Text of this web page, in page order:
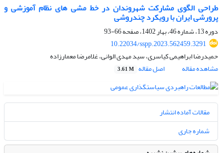
طراحی الگوی مشارکت شهروندان در خط مشی های نظام آموزشی و
پرورشی ایران با رویکرد چندروشی
دوره 13، شماره 46، بهار 1402، صفحه
66-93
10.22034/sspp.2023.562459.3291
حمیدرضا ابراهیمی کیاسری، سید مهدی الوانی، غلامرضا معمارزاده
مشاهده مقاله
اصل مقاله 3.61 M
مقالات آماده انتشار
شماره جاری